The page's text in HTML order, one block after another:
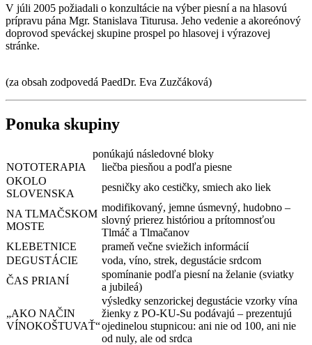
V júli 2005 požiadali o konzultácie na výber piesní a na hlasovú
prípravu pána Mgr. Stanislava Titurusa. Jeho vedenie a akoreónový
doprovod speváckej skupine prospel po hlasovej i výrazovej
stránke.
(za obsah zodpovedá PaedDr. Eva Zuzčáková)
Ponuka skupiny
ponúkajú následovné bloky
NOTOTERAPIA
liečba piesňou a podľa piesne
OKOLO
SLOVENSKA
pesničky ako cestičky, smiech ako liek
NA TLMAČSKOM
MOSTE
modifikovaný, jemne úsmevný, hudobno –
slovný prierez históriou a prítomnosťou
Tlmáč a Tlmačanov
KLEBETNICE
prameň večne sviežich informácií
DEGUSTÁCIE
voda, víno, strek, degustácie srdcom
ČAS PRIANÍ
spomínanie podľa piesní na želanie (sviatky
a jubileá)
„AKO NAČIN
VÍNOKOŠTUVAŤ“
výsledky senzorickej degustácie vzorky vína
žienky z PO-KU-Su podávajú – prezentujú
ojedinelou stupnicou: ani nie od 100, ani nie
od nuly, ale od srdca